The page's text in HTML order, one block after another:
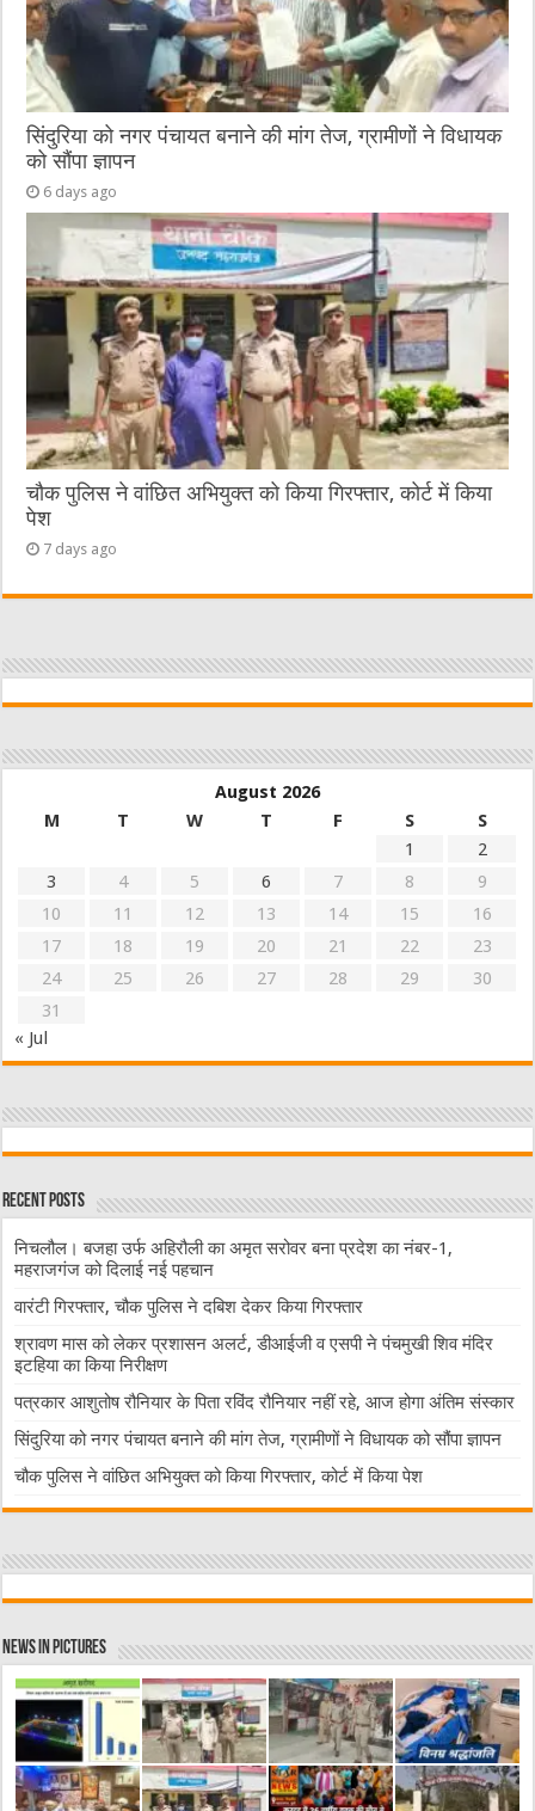
सिंदुरिया को नगर पंचायत बनाने की मांग तेज, ग्रामीणों ने विधायक
को सौंपा ज्ञापन
6 days ago
चौक पुलिस ने वांछित अभियुक्त को किया गिरफ्तार, कोर्ट में किया
पेश
7 days ago
August 2026
M
T W T F S
S
1
2
3
4 5 6 7 8
9
10
11 12 13 14 15
16
17
18 19 20 21 22
23
24
25 26 27 28 29
30
31
« Jul
Recent Posts
निचलौल। बजहा उर्फ अहिरौली का अमृत सरोवर बना प्रदेश का नंबर-1,
महराजगंज को दिलाई नई पहचान
वारंटी गिरफ्तार, चौक पुलिस ने दबिश देकर किया गिरफ्तार
श्रावण मास को लेकर प्रशासन अलर्ट, डीआईजी व एसपी ने पंचमुखी शिव मंदिर
इटहिया का किया निरीक्षण
पत्रकार आशुतोष रौनियार के पिता रविंद रौनियार नहीं रहे, आज होगा अंतिम संस्कार
सिंदुरिया को नगर पंचायत बनाने की मांग तेज, ग्रामीणों ने विधायक को सौंपा ज्ञापन
चौक पुलिस ने वांछित अभियुक्त को किया गिरफ्तार, कोर्ट में किया पेश
News in Pictures